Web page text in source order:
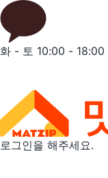
Skip
to
content
화 - 토 10:00 - 18:00
로그인을 해주세요.